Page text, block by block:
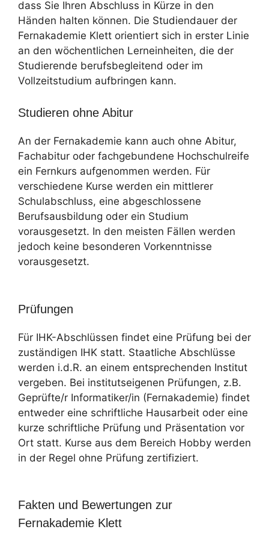
dass Sie Ihren Abschluss in Kürze in den
Händen halten können. Die Studiendauer der
Fernakademie Klett orientiert sich in erster Linie
an den wöchentlichen Lerneinheiten, die der
Studierende berufsbegleitend oder im
Vollzeitstudium aufbringen kann.
Studieren ohne Abitur
An der Fernakademie kann auch ohne Abitur,
Fachabitur oder fachgebundene Hochschulreife
ein Fernkurs aufgenommen werden. Für
verschiedene Kurse werden ein mittlerer
Schulabschluss, eine abgeschlossene
Berufsausbildung oder ein Studium
vorausgesetzt. In den meisten Fällen werden
jedoch keine besonderen Vorkenntnisse
vorausgesetzt.
Prüfungen
Für IHK-Abschlüssen findet eine Prüfung bei der
zuständigen IHK statt. Staatliche Abschlüsse
werden i.d.R. an einem entsprechenden Institut
vergeben. Bei institutseigenen Prüfungen, z.B.
Geprüfte/r Informatiker/in (Fernakademie) findet
entweder eine schriftliche Hausarbeit oder eine
kurze schriftliche Prüfung und Präsentation vor
Ort statt. Kurse aus dem Bereich Hobby werden
in der Regel ohne Prüfung zertifiziert.
Fakten und Bewertungen zur
Fernakademie Klett